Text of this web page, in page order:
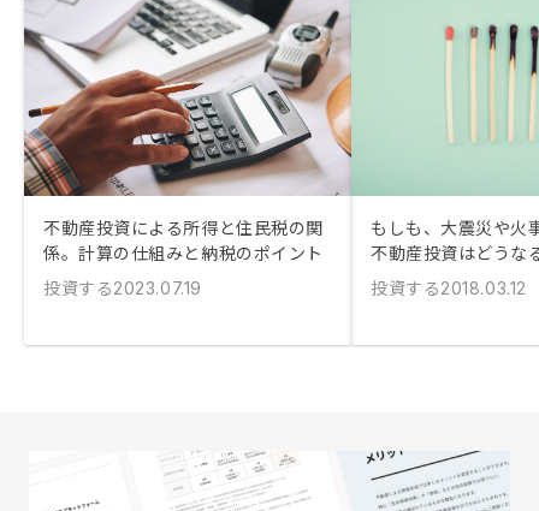
不動産投資による所得と住民税の関
係。計算の仕組みと納税のポイント
投資する2023.07.19
もしも、大震災や
不動産投資はどうな
投資する2018.03.12